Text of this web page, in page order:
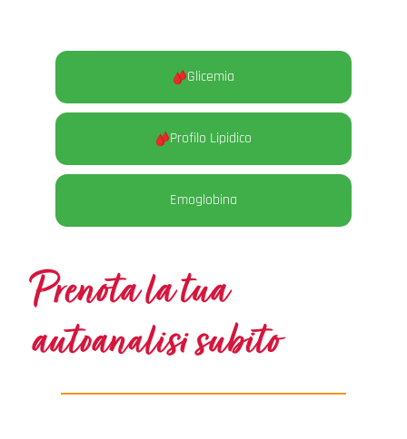
Glicemia
Profilo Lipidico
Emoglobina
Prenota la tua
autoanalisi subito